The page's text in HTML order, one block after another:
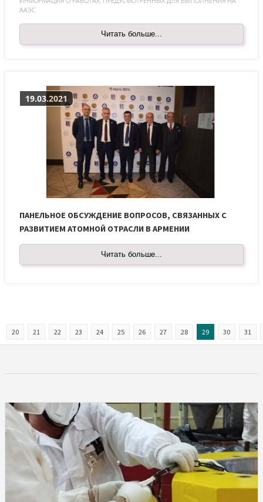
ААЭС
Читать больше...
19.03.2021
ПАНЕЛЬНОЕ ОБСУЖДЕНИЕ ВОПРОСОВ, СВЯЗАННЫХ С
РАЗВИТИЕМ АТОМНОЙ ОТРАСЛИ В АРМЕНИИ
Читать больше...
20 21 22 23 24 25 26 27 28 29 30 31